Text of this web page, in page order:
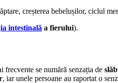
creșterea bebelușilor, ciclul
intestinală a fierului).
frecvente se numără senzația de
, iar unele persoane au raportat o